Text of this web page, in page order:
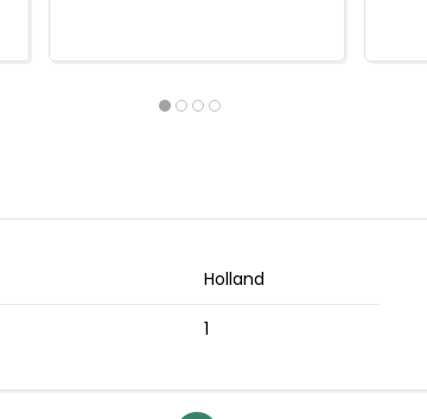
Holland
1